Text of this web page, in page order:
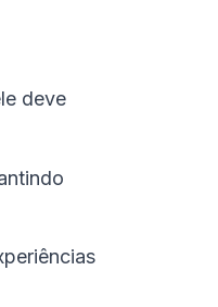
deve